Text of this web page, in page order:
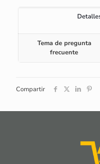
Tema de pregunta
frecuente
Compartir